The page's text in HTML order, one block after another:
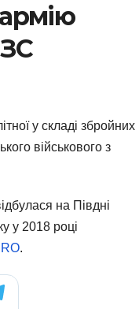
у складі збройних
військового з
на Півдні
у 2018 році
.